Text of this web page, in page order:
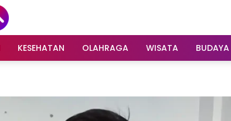
KESEHATAN OLAHRAGA WISATA BUDAYA